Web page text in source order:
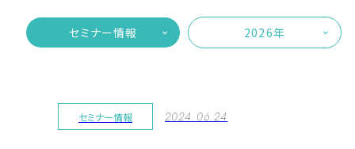
セミナー情報 2026年
セミナー情報 2024.06.24